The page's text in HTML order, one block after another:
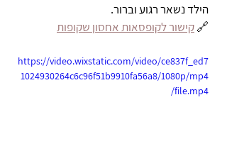
הילד נשאר רגוע וברור.
🔗 קישור לקופסאות אחסון שקופות
https://video.wixstatic.com/video/ce837f_ed7
1024930264c6c96f51b9910fa56a8/1080p/mp4
/file.mp4